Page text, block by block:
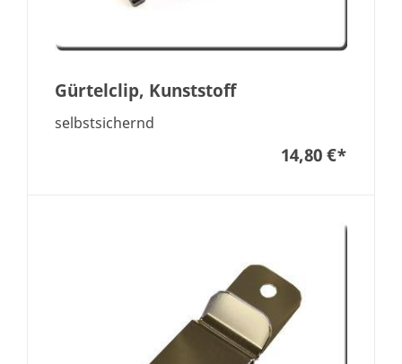
Gürtelclip, Kunststoff
selbstsichernd
14,80 €*